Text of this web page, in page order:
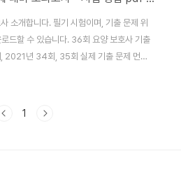
소개합니다. 필기 시험이며, 기출 문제 위
드할 수 있습니다. 36회 요양 보호사 기출
, 2021년 34회, 35회 실제 기출 문제 먼저
천할게요. 34회, 35회 요양보호사 기출 문
다. [35회 홀수형 정답] 35회 요양보호사
1